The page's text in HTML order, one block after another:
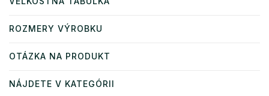
ROZMERY VÝROBKU
OTÁZKA NA PRODUKT
NÁJDETE V KATEGÓRII